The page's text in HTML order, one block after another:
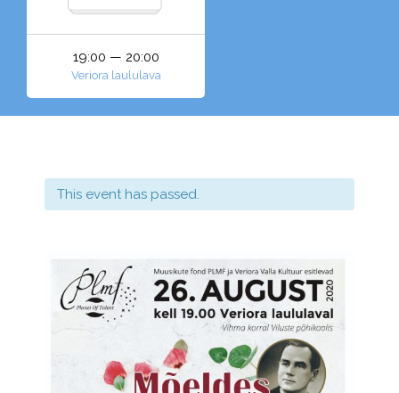
19:00 — 20:00
Veriora laululava
This event has passed.